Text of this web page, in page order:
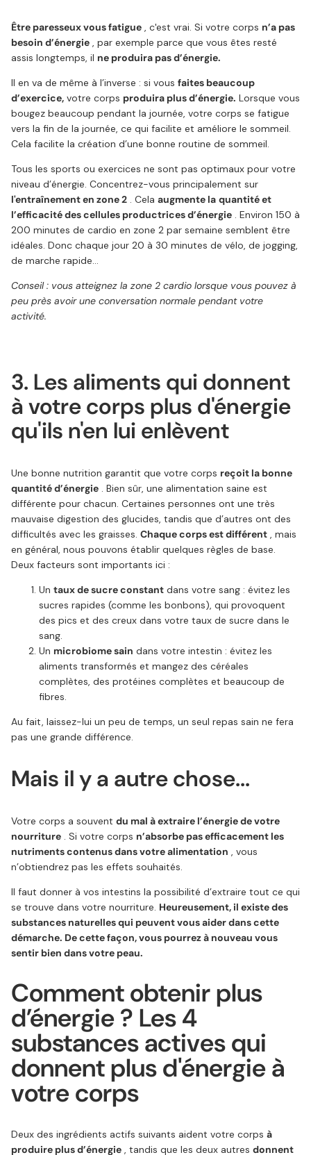
Être paresseux vous fatigue , c'est vrai. Si votre corps n’a pas
besoin d’énergie , par exemple parce que vous êtes resté
assis longtemps, il ne produira pas d’énergie.
Il en va de même à l’inverse : si vous faites beaucoup
d’exercice, votre corps produira plus d’énergie. Lorsque vous
bougez beaucoup pendant la journée, votre corps se fatigue
vers la fin de la journée, ce qui facilite et améliore le sommeil.
Cela facilite la création d’une bonne routine de sommeil.
Tous les sports ou exercices ne sont pas optimaux pour votre
niveau d’énergie. Concentrez-vous principalement sur
l'entraînement en zone 2 . Cela augmente la quantité et
l’efficacité des cellules productrices d’énergie . Environ 150 à
200 minutes de cardio en zone 2 par semaine semblent être
idéales. Donc chaque jour 20 à 30 minutes de vélo, de jogging,
de marche rapide...
Conseil : vous atteignez la zone 2 cardio lorsque vous pouvez à
peu près avoir une conversation normale pendant votre
activité.
3. Les aliments qui donnent
à votre corps plus d'énergie
qu'ils n'en lui enlèvent
Une bonne nutrition garantit que votre corps reçoit la bonne
quantité d’énergie . Bien sûr, une alimentation saine est
différente pour chacun. Certaines personnes ont une très
mauvaise digestion des glucides, tandis que d’autres ont des
difficultés avec les graisses. Chaque corps est différent , mais
en général, nous pouvons établir quelques règles de base.
Deux facteurs sont importants ici :
Un taux de sucre constant dans votre sang : évitez les
sucres rapides (comme les bonbons), qui provoquent
des pics et des creux dans votre taux de sucre dans le
sang.
Un microbiome sain dans votre intestin : évitez les
aliments transformés et mangez des céréales
complètes, des protéines complètes et beaucoup de
fibres.
Au fait, laissez-lui un peu de temps, un seul repas sain ne fera
pas une grande différence.
Mais il y a autre chose...
Votre corps a souvent du mal à extraire l’énergie de votre
nourriture . Si votre corps n’absorbe pas efficacement les
nutriments contenus dans votre alimentation , vous
n’obtiendrez pas les effets souhaités.
Il faut donner à vos intestins la possibilité d’extraire tout ce qui
se trouve dans votre nourriture. Heureusement, il existe des
substances naturelles qui peuvent vous aider dans cette
démarche. De cette façon, vous pourrez à nouveau vous
sentir bien dans votre peau.
Comment obtenir plus
d’énergie ? Les 4
substances actives qui
donnent plus d'énergie à
votre corps
Deux des ingrédients actifs suivants aident votre corps à
produire plus d’énergie , tandis que les deux autres donnent